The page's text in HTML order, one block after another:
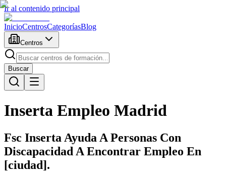
Ir al contenido principal
InicioCentrosCategoríasBlog
Centros
Buscar
Inserta Empleo Madrid
Fsc Inserta Ayuda A Personas Con
Discapacidad A Encontrar Empleo En
[ciudad].